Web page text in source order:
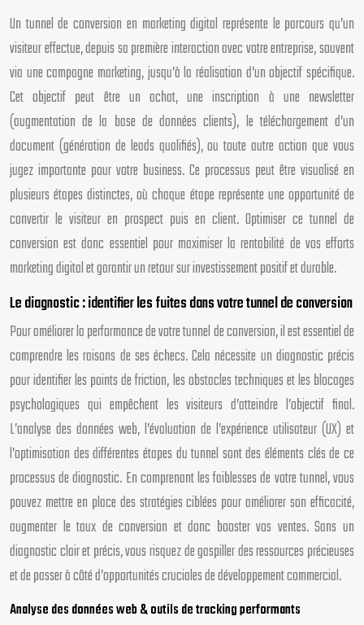
Un tunnel de conversion en marketing digital représente le parcours qu’un
visiteur effectue, depuis sa première interaction avec votre entreprise, souvent
via une campagne marketing, jusqu’à la réalisation d’un objectif spécifique.
Cet objectif peut être un achat, une inscription à une newsletter
(augmentation de la base de données clients), le téléchargement d’un
document (génération de leads qualifiés), ou toute autre action que vous
jugez importante pour votre business. Ce processus peut être visualisé en
plusieurs étapes distinctes, où chaque étape représente une opportunité de
convertir le visiteur en prospect puis en client. Optimiser ce tunnel de
conversion est donc essentiel pour maximiser la rentabilité de vos efforts
marketing digital et garantir un retour sur investissement positif et durable.
Le diagnostic : identifier les fuites dans votre tunnel de conversion
Pour améliorer la performance de votre tunnel de conversion, il est essentiel de
comprendre les raisons de ses échecs. Cela nécessite un diagnostic précis
pour identifier les points de friction, les obstacles techniques et les blocages
psychologiques qui empêchent les visiteurs d’atteindre l’objectif final.
L’analyse des données web, l’évaluation de l’expérience utilisateur (UX) et
l’optimisation des différentes étapes du tunnel sont des éléments clés de ce
processus de diagnostic. En comprenant les faiblesses de votre tunnel, vous
pouvez mettre en place des stratégies ciblées pour améliorer son efficacité,
augmenter le taux de conversion et donc booster vos ventes. Sans un
diagnostic clair et précis, vous risquez de gaspiller des ressources précieuses
et de passer à côté d’opportunités cruciales de développement commercial.
Analyse des données web & outils de tracking performants